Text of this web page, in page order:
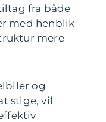
fra både
med henblik
mere
og
stige, vil